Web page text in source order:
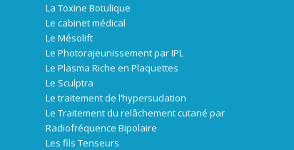
La Toxine Botulique
Le cabinet médical
Le Mésolift
Le Photorajeunissement par IPL
Le Plasma Riche en Plaquettes
Le Sculptra
Le traitement de l’hypersudation
Le Traitement du relâchement cutané par
Radiofréquence Bipolaire
Les fils Tenseurs